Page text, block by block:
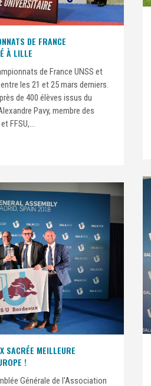
DE FRANCE
À LILLE
de France UNSS et
les 21 et 25 mars derniers.
de 400 élèves issus du
Pavy, membre des
FFSU,...
SACRÉE MEILLEURE
!
Générale de l'Association